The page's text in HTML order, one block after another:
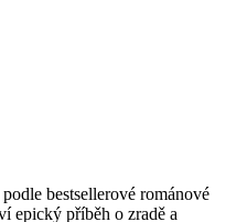
bestsellerové románové
epický příběh o zradě a